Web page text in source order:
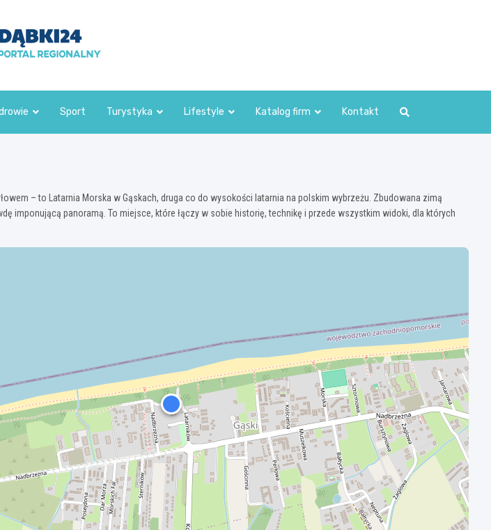
Sport Turystyka Lifestyle Katalog firm Kontakt
– to Latarnia Morska w Gąskach, druga co do wysokości latarnia na polskim wybrzeżu. Zbudowana zimą
imponującą panoramą. To miejsce, które łączy w sobie historię, technikę i przede wszystkim widoki, dla których